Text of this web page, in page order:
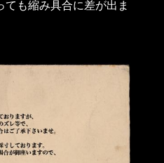
ても縮み具合に差が出ま